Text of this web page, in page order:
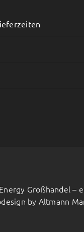
Großhandel –
by Altmann